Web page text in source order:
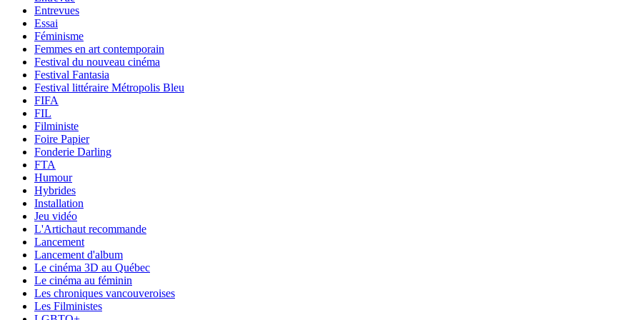
Entrevues
Essai
Féminisme
Femmes en art contemporain
Festival du nouveau cinéma
Festival Fantasia
Festival littéraire Métropolis Bleu
FIFA
FIL
Filministe
Foire Papier
Fonderie Darling
FTA
Humour
Hybrides
Installation
Jeu vidéo
L'Artichaut recommande
Lancement
Lancement d'album
Le cinéma 3D au Québec
Le cinéma au féminin
Les chroniques vancouveroises
Les Filministes